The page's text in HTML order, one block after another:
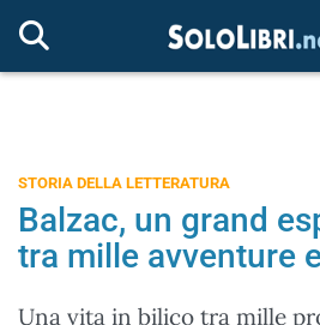
STORIA DELLA LETTERATURA
Balzac, un grand
tra mille avventure
Una vita in bilico tra mille